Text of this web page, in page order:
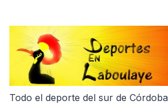
Todo el deporte del sur de Córdoba